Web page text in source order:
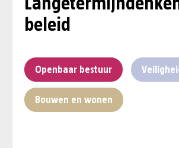
beleid
Openbaar bestuur
Bouwen en wonen